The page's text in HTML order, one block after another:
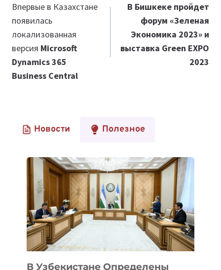
по
записям
Впервые в Казахстане
появилась
локализованная
версия Microsoft
Dynamics 365
Business Central
В Бишкеке пройдет
форум «Зеленая
Экономика 2023» и
выставка Green EXPO
2023
Новости Полезное
В Узбекистане Определены